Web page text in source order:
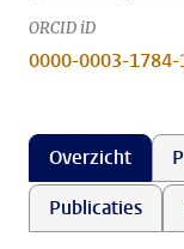
ORCID iD
0000-0003-1784-
Overzicht
Publicaties